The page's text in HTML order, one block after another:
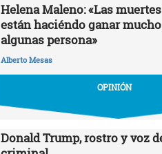
Helena Maleno: «Las
están haciéndo ganar
algunas persona»
Alberto Mesas
OPINIÓN
Donald Trump, rostro y voz